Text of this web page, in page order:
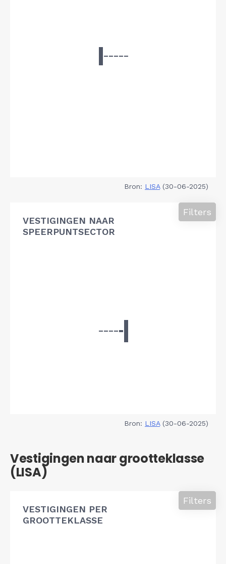
Bron: LISA(30-06-2025)
VESTIGINGEN NAAR
SPEERPUNTSECTOR
Filters
Bron: LISA(30-06-2025)
Vestigingen naar grootteklasse
(LISA)
VESTIGINGEN PER
GROOTTEKLASSE
Filters